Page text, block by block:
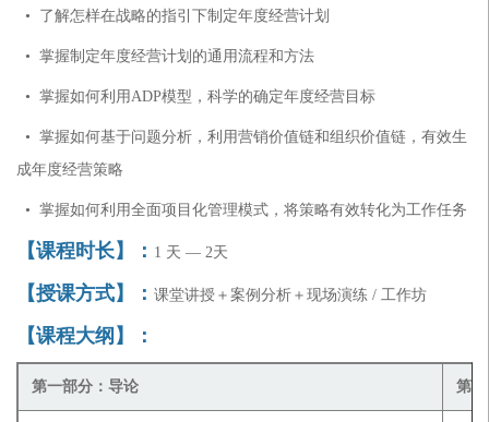
• 了解怎样在战略的指引下制定年度经营计划
• 掌握制定年度经营计划的通用流程和方法
• 掌握如何利用ADP模型，科学的确定年度经营目标
• 掌握如何基于问题分析，利用营销价值链和组织价值链，有效生
成年度经营策略
• 掌握如何利用全面项目化管理模式，将策略有效转化为工作任务
【课程时长】： 1 天 — 2天
【授课方式】： 课堂讲授＋案例分析＋现场演练 / 工作坊
【课程大纲】：
第一部分：导论 第